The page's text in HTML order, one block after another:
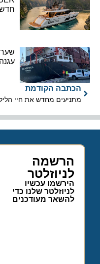
חדש
שער
הכתבה הקודמת
הרשמה
לניוזלטר
הירשמו עכשיו
לניוזלטר שלנו כדי
להשאר מעודכנים